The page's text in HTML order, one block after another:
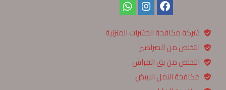
شركة مكافحة الحشرات المنزلية
التخلص من الصراصير
التخلص من بق الفراش
مكافحة النمل الابيض